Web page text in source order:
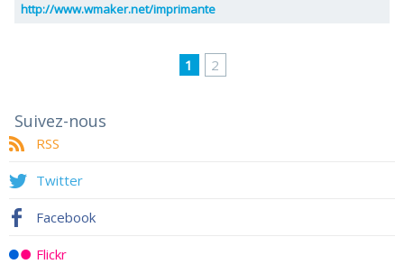
http://www.wmaker.net/imprimante
1 2
Suivez-nous
RSS
Twitter
Facebook
Flickr